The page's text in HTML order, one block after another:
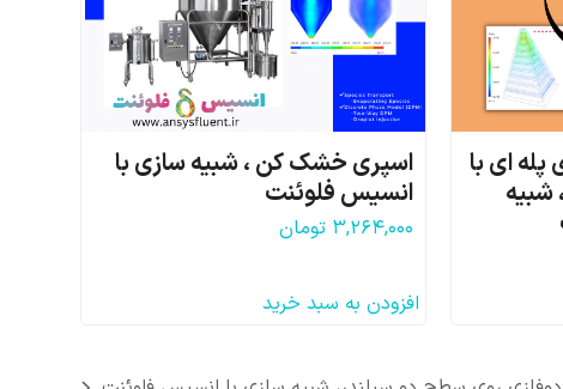
ای با
شبیه
اسپری خشک کن ، شبیه سازی با
انسیس فلوئنت
۳,۲۶۴,۰۰۰ تومان
افزودن به سبد خرید